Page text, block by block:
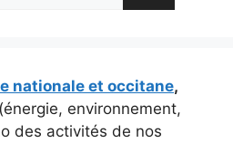
nationale et occitane,
environnement,
des activités de nos